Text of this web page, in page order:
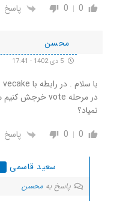
0
0 پاسخ
محسن
نمیاد؟
0
0 پاسخ
سعید قاسمی
پاسخ به محسن